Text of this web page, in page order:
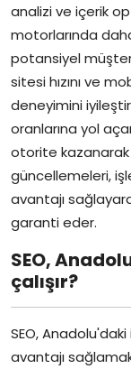
analizi ve içerik
motorlarında
potansiyel
sitesi hızını ve
deneyimini
oranlarına yol
otorite kazanarak
güncellemeleri,
avantajı
garanti eder.
SEO,
çalışır?
SEO,
avantajı